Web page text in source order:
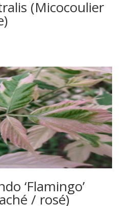
(Micocoulier
‘Flamingo’
/ rosé)